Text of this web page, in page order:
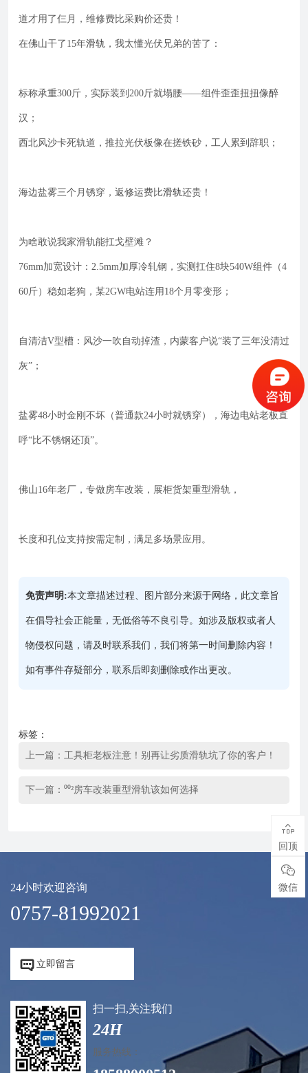
道才用了仨月，维修费比采购价还贵！
在佛山干了15年滑轨 ，我太懂光伏兄弟的苦了：
标称承重300斤，实际装到200斤就塌腰——组件歪歪扭扭像醉
汉；
西北风沙卡死轨道，推拉光伏板像在搓铁砂，工人累到辞职；
海边盐雾三个月锈穿，返修运费比滑轨还贵！
为啥敢说我家滑轨能扛戈壁滩？
76mm加宽设计：2.5mm加厚冷轧钢，实测扛住8块540W组件（4
60斤）稳如老狗，某2GW电站连用18个月零变形；
自清洁V型槽：风沙一吹自动掉渣，内蒙客户说“装了三年没清过
灰”；
盐雾48小时金刚不坏（普通款24小时就锈穿），海边电站老板直
呼“比不锈钢还顶”。
佛山16年老厂，专做房车改装，展柜货架重型滑轨，
长度和孔位支持按需定制，满足多场景应用。
免责声明:本文章描述过程、图片部分来源于网络，此文章旨
在倡导社会正能量，无低俗等不良引导。如涉及版权或者人
物侵权问题，请及时联系我们，我们将第一时间删除内容！
如有事件存疑部分，联系后即刻删除或作出更改。
标签：
上一篇： 工具柜老板注意！别再让劣质滑轨坑了你的客户！
下一篇： ⁰⁰²房车改装重型滑轨该如何选择
24小时欢迎咨询
0757-81992021
 立即留言
扫一扫,关注我们
24H
服务热线：

回顶

微信